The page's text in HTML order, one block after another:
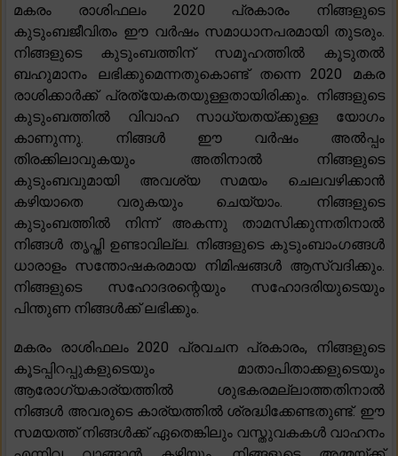
മകരം രാശിഫലം 2020 പ്രകാരം നിങ്ങളുടെ
കുടുംബജീവിതം ഈ വർഷം സമാധാനപരമായി തുടരും.
നിങ്ങളുടെ കുടുംബത്തിന് സമൂഹത്തിൽ കൂടുതൽ
ബഹുമാനം ലഭിക്കുമെന്നതുകൊണ്ട് തന്നെ 2020 മകര
രാശിക്കാർക്ക് പ്രത്യേകതയുള്ളതായിരിക്കും. നിങ്ങളുടെ
കുടുംബത്തിൽ വിവാഹ സാധ്യതയ്ക്കുള്ള യോഗം
കാണുന്നു. നിങ്ങൾ ഈ വർഷം അൽപ്പം
തിരക്കിലാവുകയും അതിനാൽ നിങ്ങളുടെ
കുടുംബവുമായി അവശ്യ സമയം ചെലവഴിക്കാൻ
കഴിയാതെ വരുകയും ചെയ്യാം. നിങ്ങളുടെ
കുടുംബത്തിൽ നിന്ന് അകന്നു താമസിക്കുന്നതിനാൽ
നിങ്ങൾ തൃപ്തി ഉണ്ടാവില്ല. നിങ്ങളുടെ കുടുംബാംഗങ്ങൾ
ധാരാളം സന്തോഷകരമായ നിമിഷങ്ങൾ ആസ്വദിക്കും.
നിങ്ങളുടെ സഹോദരന്റെയും സഹോദരിയുടെയും
പിന്തുണ നിങ്ങൾക്ക് ലഭിക്കും.
മകരം രാശിഫലം 2020 പ്രവചന പ്രകാരം, നിങ്ങളുടെ
കൂടപ്പിറപ്പുകളുടെയും മാതാപിതാക്കളുടെയും
ആരോഗ്യകാര്യത്തിൽ ശുഭകരമല്ലാത്തതിനാൽ
നിങ്ങൾ അവരുടെ കാര്യത്തിൽ ശ്രദ്ധിക്കേണ്ടതുണ്ട്. ഈ
സമയത്ത് നിങ്ങൾക്ക് ഏതെങ്കിലും വസ്തുവകകൾ വാഹനം